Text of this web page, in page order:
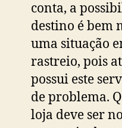
conta, a
destino é bem
uma situação
rastreio, pois
possui este
de problema.
loja deve ser